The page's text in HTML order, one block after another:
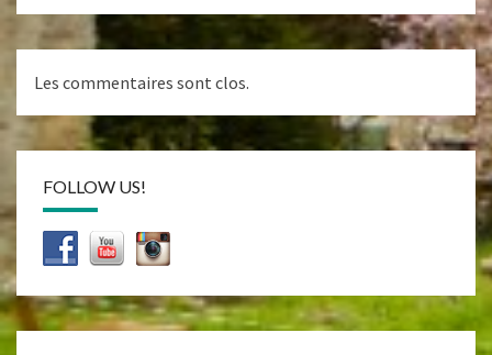
Les commentaires sont clos.
FOLLOW US!